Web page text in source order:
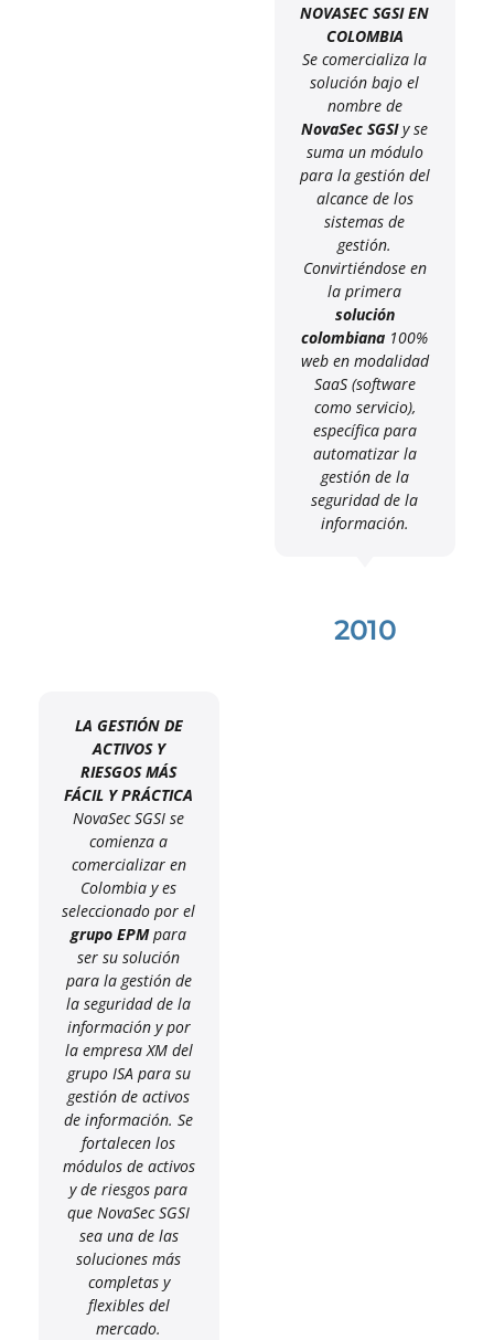
NOVASEC SGSI EN
COLOMBIA
Se comercializa la
solución bajo el
nombre de
NovaSec SGSIy se
suma un módulo
para la gestión del
alcance de los
sistemas de
gestión.
Convirtiéndose en
la primera
solución
colombiana 100%
web en modalidad
SaaS (software
como servicio),
específica para
automatizar la
gestión de la
seguridad de la
información.
2010
LA GESTIÓN DE
ACTIVOS Y
RIESGOS MÁS
FÁCIL Y PRÁCTICA
NovaSec SGSI se
comienza a
comercializar en
Colombia y es
seleccionado por el
grupo EPMpara
ser su solución
para la gestión de
la seguridad de la
información y por
la empresa XM del
grupo ISA para su
gestión de activos
de información. Se
fortalecen los
módulos de activos
y de riesgos para
que NovaSec SGSI
sea una de las
soluciones más
completas y
flexibles del
mercado.